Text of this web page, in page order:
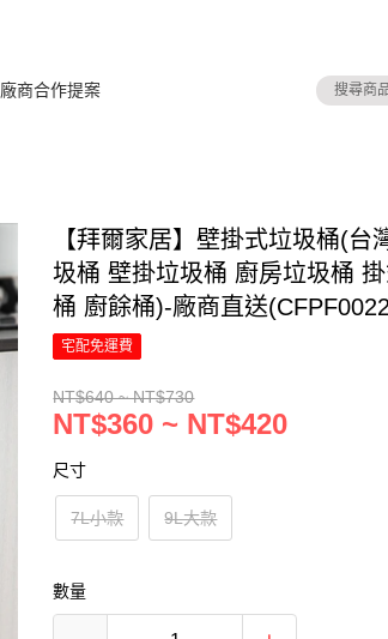
廠商合作提案
【拜爾家居】壁掛式垃圾桶(台
圾桶 壁掛垃圾桶 廚房垃圾桶
桶 廚餘桶)-廠商直送
宅配免運費
NT$640 ~ NT$730
NT$360 ~ NT$420
尺寸
7L小款 9L大款
數量